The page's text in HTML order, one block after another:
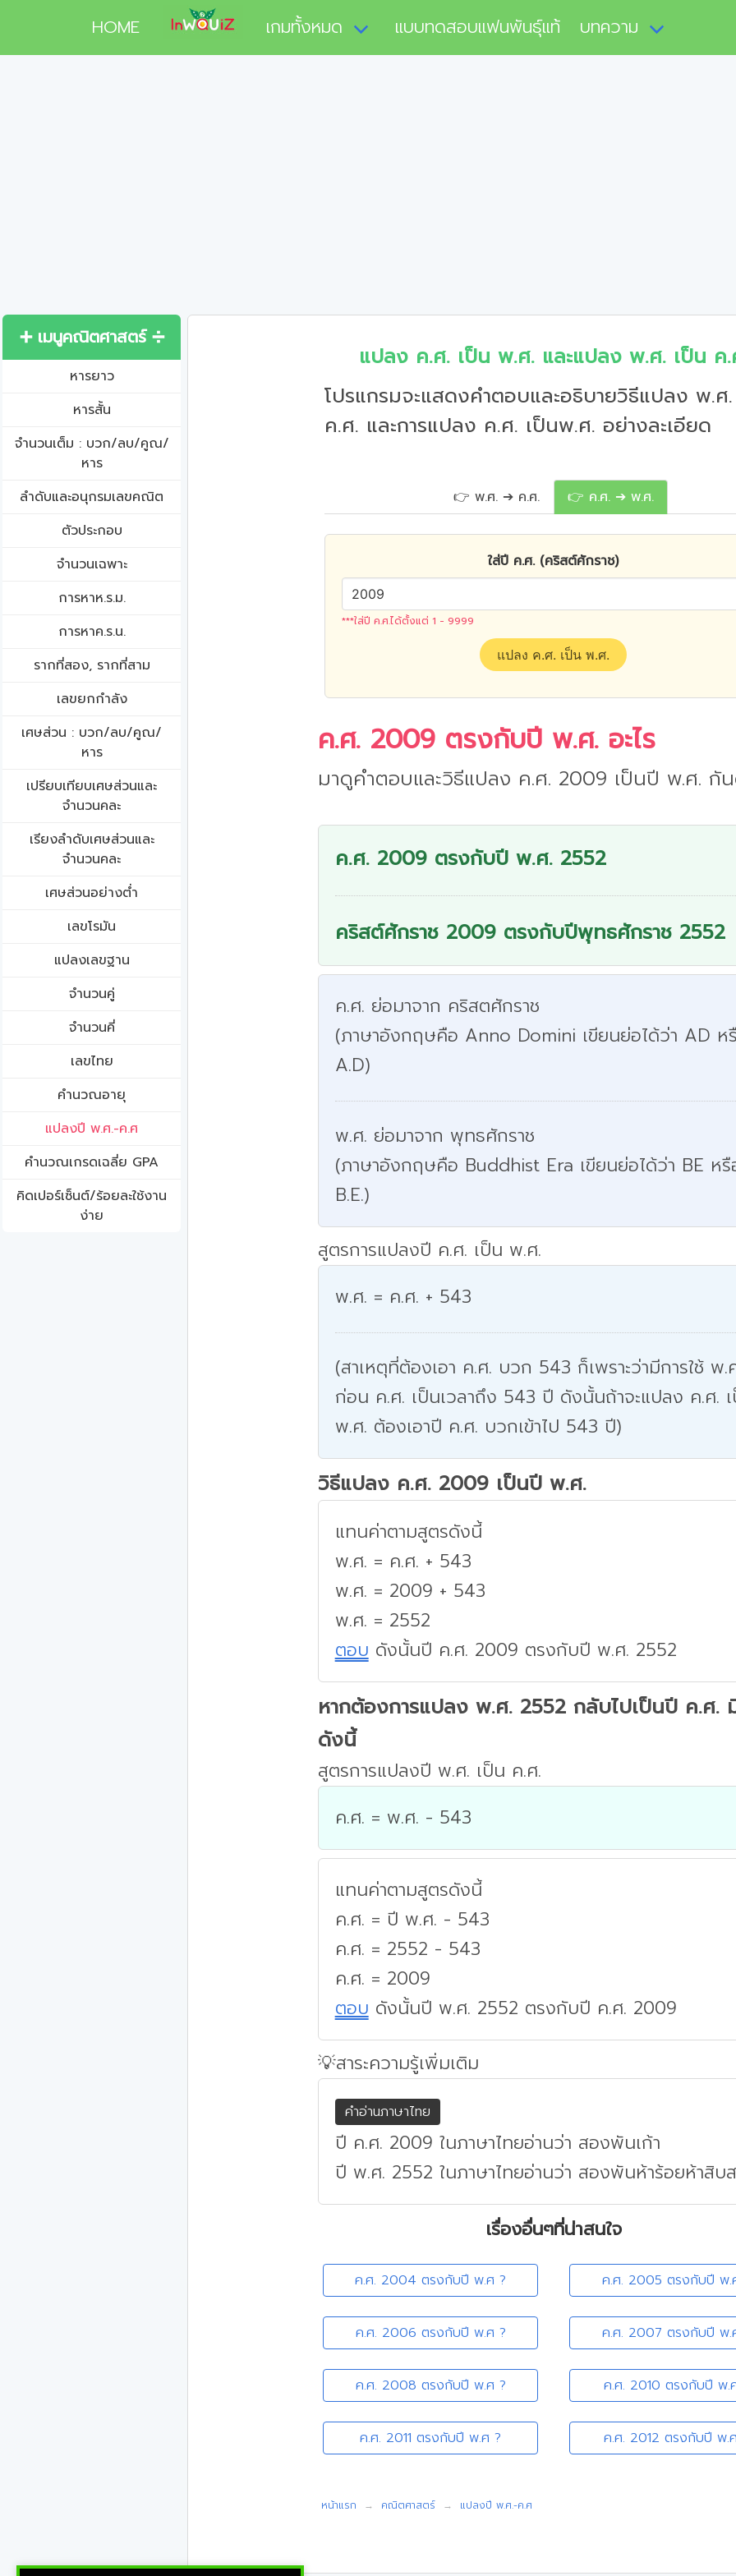
HOME เกมทั้งหมด แบบทดสอบแฟนพันธุ์แท้ บทความ
➕ เมนูคณิตศาสตร์ ➗
หารยาว
หารสั้น
จำนวนเต็ม : บวก/ลบ/คูณ/
หาร
ลำดับและอนุกรมเลขคณิต
ตัวประกอบ
จำนวนเฉพาะ
การหาห.ร.ม.
การหาค.ร.น.
รากที่สอง, รากที่สาม
เลขยกกำลัง
เศษส่วน : บวก/ลบ/คูณ/
หาร
เปรียบเทียบเศษส่วนและ
จำนวนคละ
เรียงลำดับเศษส่วนและ
จำนวนคละ
เศษส่วนอย่างต่ำ
เลขโรมัน
แปลงเลขฐาน
จำนวนคู่
จำนวนคี่
เลขไทย
คำนวณอายุ
แปลงปี พ.ศ.-ค.ศ
คํานวณเกรดเฉลี่ย GPA
คิดเปอร์เซ็นต์/ร้อยละใช้งาน
ง่าย
แปลง ค.ศ. เป็น พ.ศ. และแปลง พ.ศ. เป็น ค.
โปรแกรมจะแสดงคำตอบและอธิบายวิธีแปลง พ.ศ
ค.ศ. และการแปลง ค.ศ. เป็นพ.ศ. อย่างละเอียด
👉 พ.ศ. ➔ ค.ศ. 👉 ค.ศ. ➔ พ.ศ.
ใส่ปี ค.ศ. (คริสต์ศักราช)
***ใส่ปี ค.ศ.ได้ตั้งแต่ 1 - 9999
แปลง ค.ศ. เป็น พ.ศ.
ค.ศ. 2009 ตรงกับปี พ.ศ. อะไร
มาดูคำตอบและวิธีแปลง ค.ศ. 2009 เป็นปี พ.ศ. กั
ค.ศ. 2009 ตรงกับปี พ.ศ. 2552
คริสต์ศักราช 2009 ตรงกับปีพุทธศักราช 2552
ค.ศ. ย่อมาจาก คริสตศักราช
(ภาษาอังกฤษคือ Anno Domini เขียนย่อได้ว่า AD ห
A.D)
พ.ศ. ย่อมาจาก พุทธศักราช
(ภาษาอังกฤษคือ Buddhist Era เขียนย่อได้ว่า BE ห
B.E.)
สูตรการแปลงปี ค.ศ. เป็น พ.ศ.
พ.ศ. = ค.ศ. + 543
(สาเหตุที่ต้องเอา ค.ศ. บวก 543 ก็เพราะว่ามีการใช้ พ.
ก่อน ค.ศ. เป็นเวลาถึง 543 ปี ดังนั้นถ้าจะแปลง ค.ศ.
พ.ศ. ต้องเอาปี ค.ศ. บวกเข้าไป 543 ปี)
วิธีแปลง ค.ศ. 2009 เป็นปี พ.ศ.
แทนค่าตามสูตรดังนี้
พ.ศ. = ค.ศ. + 543
พ.ศ. = 2009 + 543
พ.ศ. = 2552
ตอบ ดังนั้นปี ค.ศ. 2009 ตรงกับปี พ.ศ. 2552
หากต้องการแปลง พ.ศ. 2552 กลับไปเป็นปี ค.ศ.
ดังนี้
สูตรการแปลงปี พ.ศ. เป็น ค.ศ.
ค.ศ. = พ.ศ. - 543
แทนค่าตามสูตรดังนี้
ค.ศ. = ปี พ.ศ. - 543
ค.ศ. = 2552 - 543
ค.ศ. = 2009
ตอบ ดังนั้นปี พ.ศ. 2552 ตรงกับปี ค.ศ. 2009
💡สาระความรู้เพิ่มเติม
คำอ่านภาษาไทย
ปี ค.ศ. 2009 ในภาษาไทยอ่านว่า สองพันเก้า
ปี พ.ศ. 2552 ในภาษาไทยอ่านว่า สองพันห้าร้อยห้าสิบ
เรื่องอื่นๆที่น่าสนใจ
ค.ศ. 2004 ตรงกับปี พ.ศ ? ค.ศ. 2005 ตรงกับปี พ.
ค.ศ. 2006 ตรงกับปี พ.ศ ? ค.ศ. 2007 ตรงกับปี พ.
ค.ศ. 2008 ตรงกับปี พ.ศ ? ค.ศ. 2010 ตรงกับปี พ.
ค.ศ. 2011 ตรงกับปี พ.ศ ? ค.ศ. 2012 ตรงกับปี พ.
หน้าแรก คณิตศาสตร์ แปลงปี พ.ศ.-ค.ศ